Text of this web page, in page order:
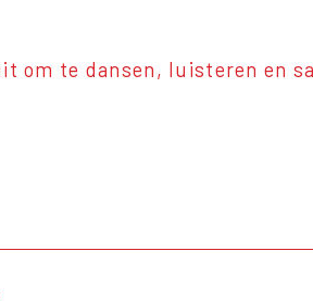
om te dansen, luisteren en